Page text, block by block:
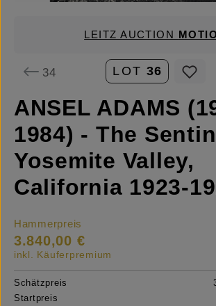
LEITZ AUCTION
34 LOT 36
ANSEL ADAMS
1984) - The
Yosemite Valley,
California 1923-
Hammerpreis
3.840,00 €
inkl. Käuferpremium
Schätzpreis
Startpreis